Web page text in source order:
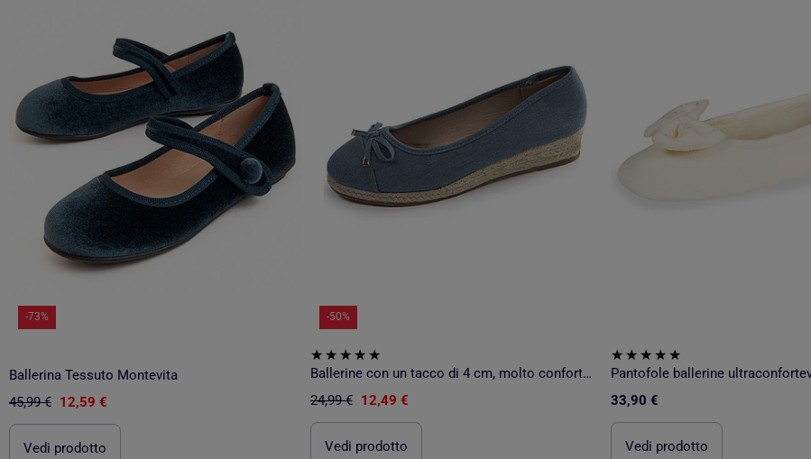
-73%
Ballerina Tessuto Montevita
45,99 € 12,59 €
Vedi prodotto
-50%
Ballerine con un tacco di 4 cm, molto confortevole Isotoner
24,99 € 12,49 €
Vedi prodotto
33,90 €
Vedi prodotto